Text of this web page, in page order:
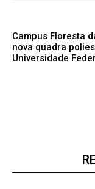
Campus Floresta
nova quadra
Universidade